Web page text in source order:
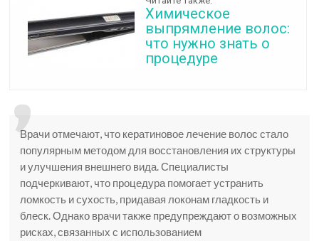
Химическое
выпрямление волос:
что нужно знать о
процедуре
Врачи отмечают, что кератиновое лечение волос стало
популярным методом для восстановления их структуры
и улучшения внешнего вида. Специалисты
подчеркивают, что процедура помогает устранить
ломкость и сухость, придавая локонам гладкость и
блеск. Однако врачи также предупреждают о возможных
рисках, связанных с использованием